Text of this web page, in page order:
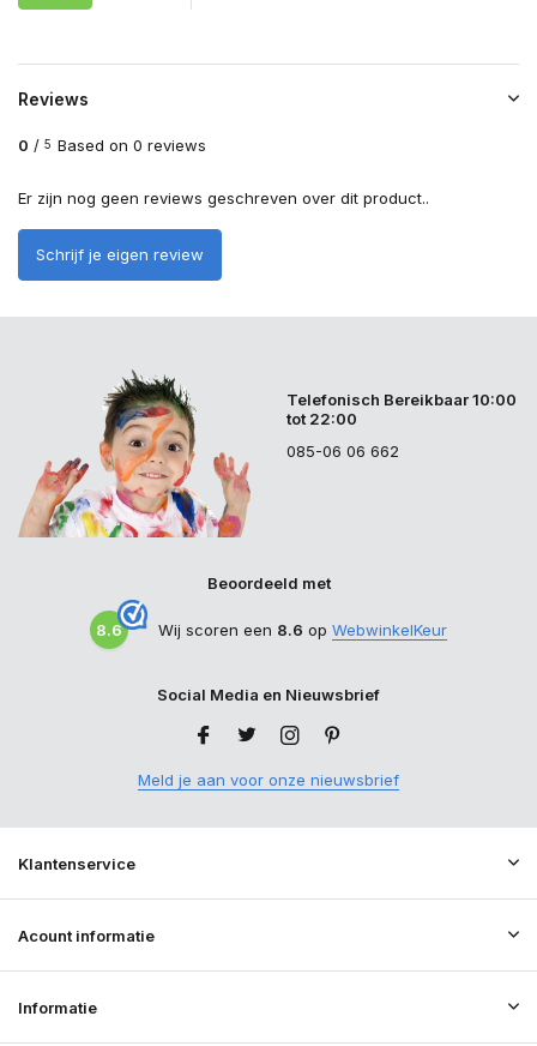
Reviews
0 / 5 Based on 0 reviews
Er zijn nog geen reviews geschreven over dit product..
Schrijf je eigen review
Telefonisch Bereikbaar 10:00
tot 22:00
085-06 06 662
Beoordeeld met
8.6 Wij scoren een 8.6 op WebwinkelKeur
Social Media en Nieuwsbrief
Meld je aan voor onze nieuwsbrief
Klantenservice
Acount informatie
Informatie